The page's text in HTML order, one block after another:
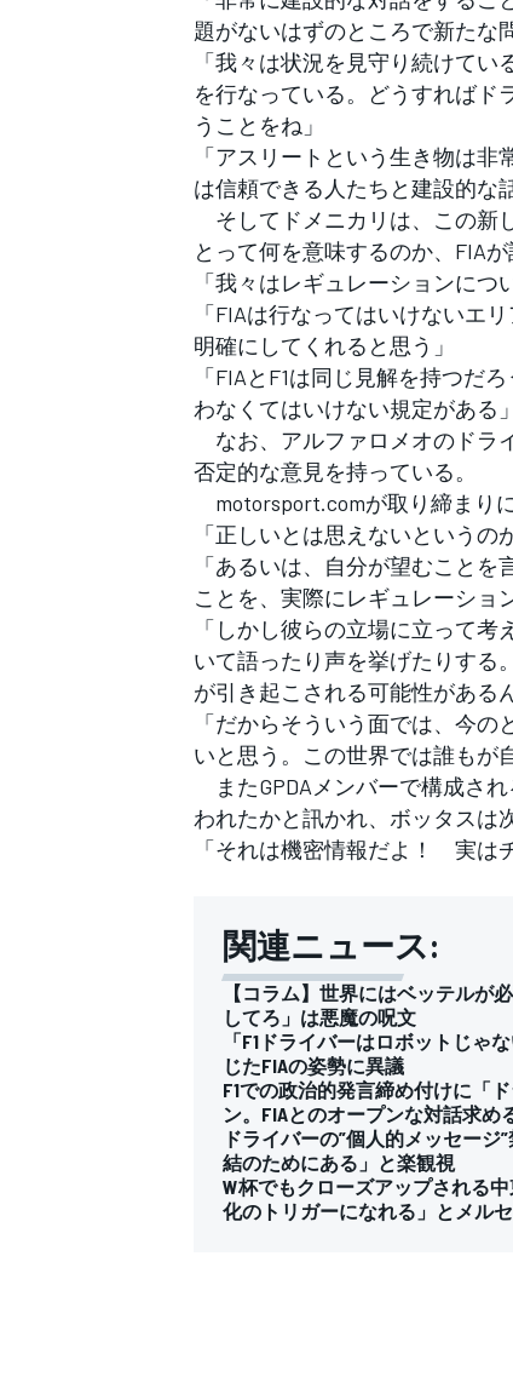
題がないはずのところで新たな
「我々は状況を見守り続けて
を行なっている。どうすればド
うことをね」
「アスリートという生き物は
は信頼できる人たちと建設的な
そしてドメニカリは、この新
とって何を意味するのか、FIA
「我々はレギュレーションにつ
「FIAは行なってはいけないエ
明確にしてくれると思う」
「FIAとF1は同じ見解を持つだ
わなくてはいけない規定がある」
なお、アルファロメオのドラ
否定的な意見を持っている。
motorsport.comが取り締まり
「正しいとは思えないというの
「あるいは、自分が望むこと
ことを、実際にレギュレーショ
「しかし彼らの立場に立って
いて語ったり声を挙げたりする
が引き起こされる可能性がある
「だからそういう面では、今
いと思う。この世界では誰もが
またGPDAメンバーで構成さ
われたかと訊かれ、ボッタスは
「それは機密情報だよ！ 実は
関連ニュース:
【コラム】世界にはベッテル
してろ」は悪魔の呪文
「F1ドライバーはロボットじゃ
じたFIAの姿勢に異議
F1での政治的発言締め付けに「
ン。FIAとのオープンな対話求め
ドライバーの”個人的メッセー
結のためにある」と楽観視
W杯でもクローズアップされる
化のトリガーになれる」とメル